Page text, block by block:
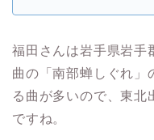
福田さんは岩手県岩手
曲の「南部蝉しぐれ」
る曲が多いので、東北
ですね。